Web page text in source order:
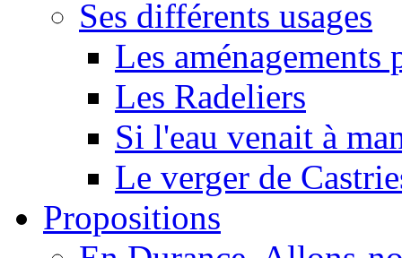
Ses différents usages
Les
Les Radeliers
Si l'eau venait à
Le verger de
Propositions